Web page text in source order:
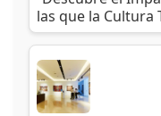
las que la Cultura